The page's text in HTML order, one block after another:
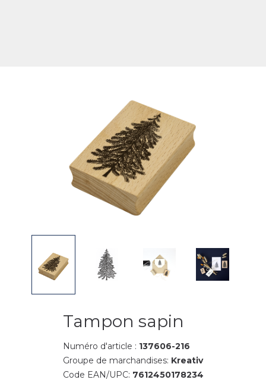
Tampon sapin
Numéro d'article : 137606-216
Groupe de marchandises: Kreativ
Code EAN/UPC: 7612450178234